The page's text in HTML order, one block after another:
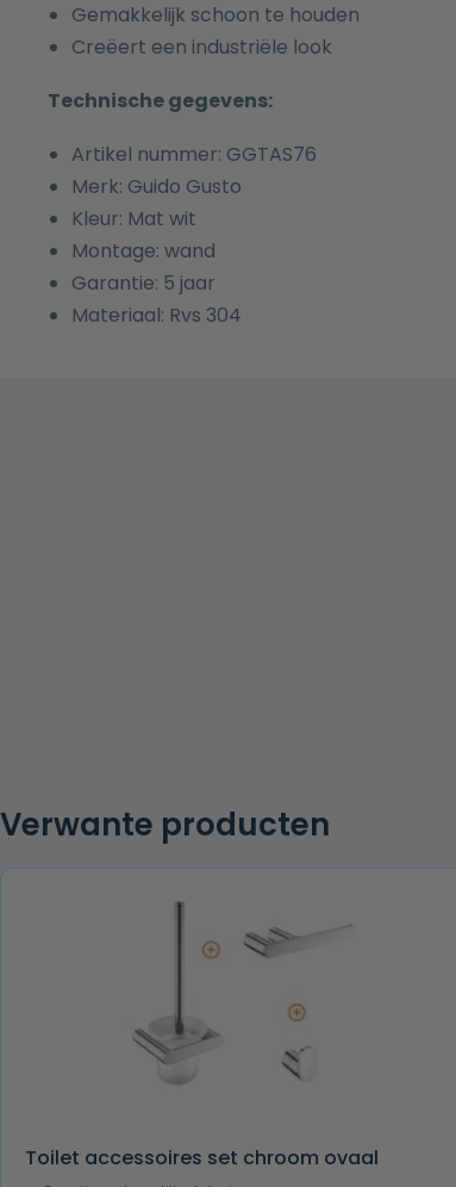
Gemakkelijk schoon te houden
Creëert een industriële look
Technische gegevens:
Artikel nummer: GGTAS76
Merk: Guido Gusto
Kleur: Mat wit
Montage: wand
Garantie: 5 jaar
Materiaal: Rvs 304
Verwante producten
Toilet accessoires set chroom ovaal